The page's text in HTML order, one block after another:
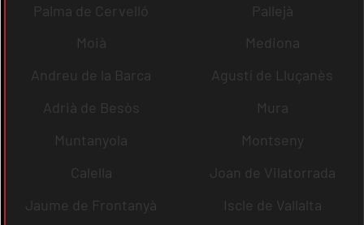
Palma de Cervelló
Pallejà
Moià
Mediona
Andreu de la Barca
Agustí de Lluçanès
Adrià de Besòs
Mura
Muntanyola
Montseny
Calella
Joan de Vilatorrada
Jaume de Frontanyà
Iscle de Vallalta